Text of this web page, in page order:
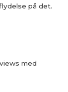
på det.
med